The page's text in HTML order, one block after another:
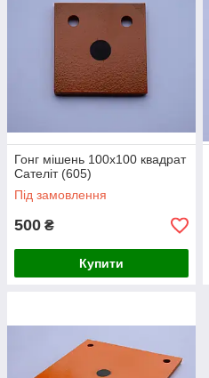
Гонг мішень 100х100 квадрат
Сателіт (605)
Під замовлення
500 ₴
Купити